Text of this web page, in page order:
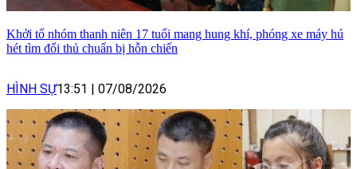
Khởi tố nhóm thanh niên 17 tuổi mang hung khí, phóng xe máy hú
hét tìm đối thủ chuẩn bị hỗn chiến
HÌNH SỰ13:51 07/08/2026